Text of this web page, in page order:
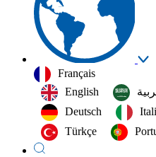
Français
English
Deutsch
Türkçe